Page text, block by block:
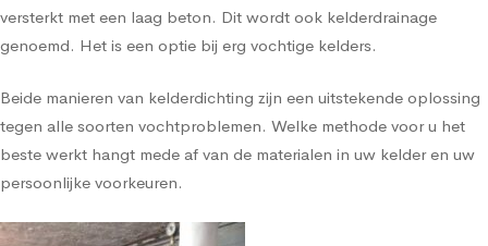
versterkt met een laag beton. Dit wordt ook kelderdrainage
genoemd. Het is een optie bij erg vochtige kelders.
Beide manieren van kelderdichting zijn een uitstekende oplossing
tegen alle soorten vochtproblemen. Welke methode voor u het
beste werkt hangt mede af van de materialen in uw kelder en uw
persoonlijke voorkeuren.